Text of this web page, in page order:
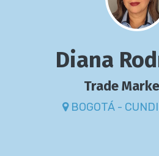
Diana
Trade
BOGOTÁ -